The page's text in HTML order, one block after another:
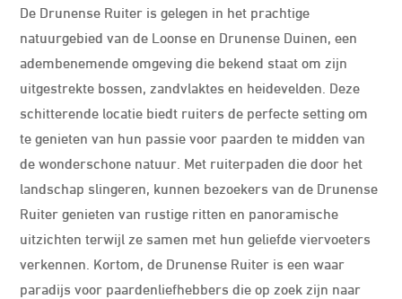
De Drunense Ruiter is gelegen in het prachtige
natuurgebied van de Loonse en Drunense Duinen, een
adembenemende omgeving die bekend staat om zijn
uitgestrekte bossen, zandvlaktes en heidevelden. Deze
schitterende locatie biedt ruiters de perfecte setting om
te genieten van hun passie voor paarden te midden van
de wonderschone natuur. Met ruiterpaden die door het
landschap slingeren, kunnen bezoekers van de Drunense
Ruiter genieten van rustige ritten en panoramische
uitzichten terwijl ze samen met hun geliefde viervoeters
verkennen. Kortom, de Drunense Ruiter is een waar
paradijs voor paardenliefhebbers die op zoek zijn naar